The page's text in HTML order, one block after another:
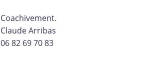
Coachivement.
Claude Arribas
06 82 69 70 83